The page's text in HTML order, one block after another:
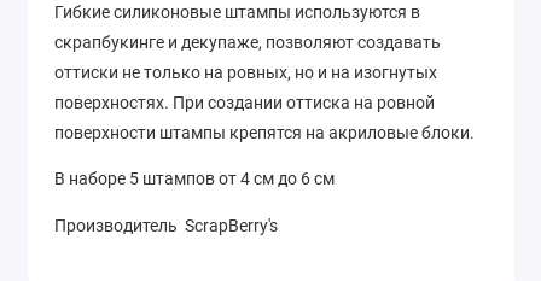
Гибкие силиконовые штампы используются в
скрапбукинге и декупаже, позволяют создавать
оттиски не только на ровных, но и на изогнутых
поверхностях. При создании оттиска на ровной
поверхности штампы крепятся на акриловые блоки.
В наборе 5 штампов от 4 см до 6 см
Производитель ScrapBerry's